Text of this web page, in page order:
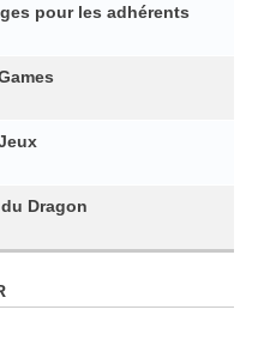
pour les adhérents
Dragon